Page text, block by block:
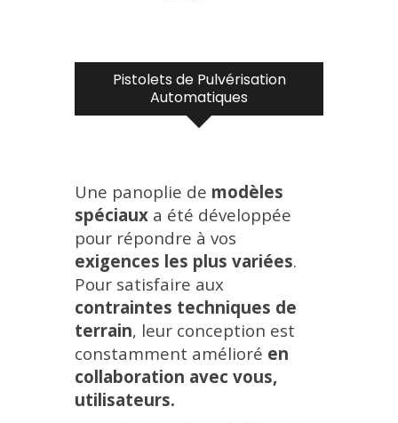
Pistolets de Pulvérisation
Automatiques
Une panoplie de modèles
spéciauxa été développée
pour répondre à vos
exigences les plus variées.
Pour satisfaire aux
contraintes techniques de
terrain, leur conception est
constamment amélioré en
collaboration avec vous,
utilisateurs.